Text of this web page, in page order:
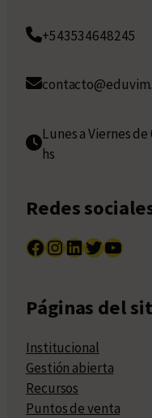
+543534648245
Lunes a Viernes de
hs
Redes
Facebook InstagramLinkedIn Twitter YouTube
Páginas del
Institucional
Gestión abierta
Recursos
Puntos de venta